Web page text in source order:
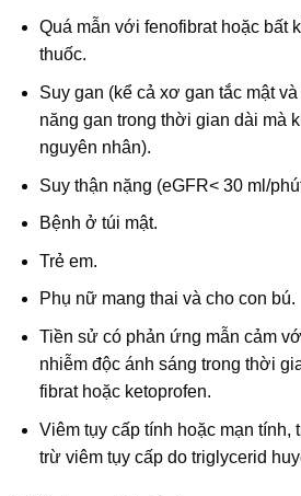
Quá mẫn với fenofibrat hoặc bất
thuốc.
Suy gan (kể cả xơ gan tắc mật
năng gan trong thời gian dài mà
nguyên nhân).
Suy thận nặng (eGFR< 30 ml/
Bệnh ở túi mật.
Trẻ em.
Phụ nữ mang thai và cho con bú.
Tiền sử có phản ứng mẫn cảm
nhiễm độc ánh sáng trong thời
fibrat hoặc ketoprofen.
Viêm tụy cấp tính hoặc mạn
trừ viêm tụy cấp do triglycerid